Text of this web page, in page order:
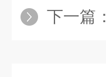
下一篇：